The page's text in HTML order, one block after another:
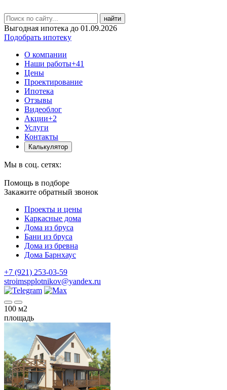
найти
Выгодная ипотека до 01.09.2026
Подобрать ипотеку
О компании
Наши работы+41
Цены
Проектирование
Ипотека
Отзывы
Видеоблог
Акции+2
Услуги
Контакты
Калькулятор
Мы в соц. сетях:
Помощь в подборе
Закажите обратный звонок
Проекты и цены
Каркасные дома
Дома из бруса
Бани из бруса
Дома из бревна
Дома Барнхаус
+7 (921) 253-03-59
stroimspplotnikov@yandex.ru
100 м2
площадь